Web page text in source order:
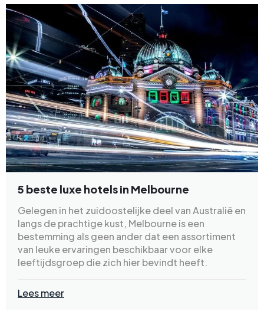
5 beste luxe hotels in Melbourne
Gelegen in het zuidoostelijke deel van Australië en
langs de prachtige kust, Melbourne is een
bestemming als geen ander dat een assortiment
van leuke ervaringen beschikbaar voor elke
leeftijdsgroep die zich hier bevindt heeft.
Lees meer